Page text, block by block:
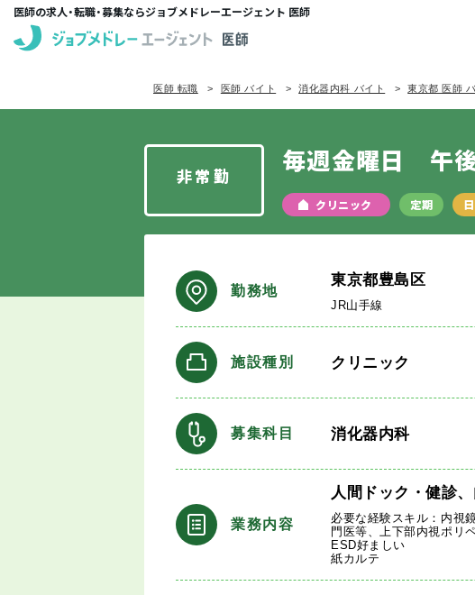
医師の求人・転職・募集ならジョブメドレーエージェント 医師
医師 転職 医師 バイト 消化器内科 バイト 東京都 医師
非常勤 毎週金曜日 午
クリニック 定期
勤務地
東京都豊島区
JR山手線
施設種別 クリニック
募集科目 消化器内科
業務内容
人間ドック・健診
必要な経験スキル：内視
門医等、上下部内視ポリ
ESD好ましい
紙カルテ